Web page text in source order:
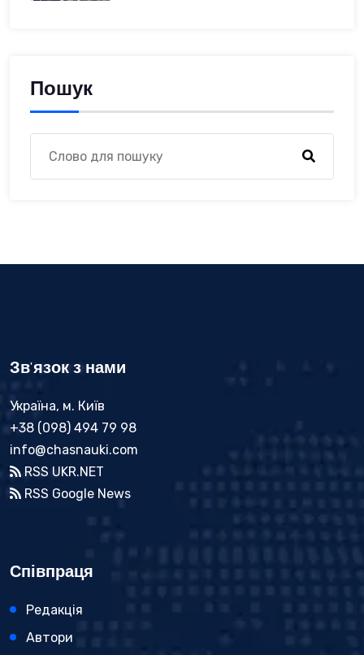
Пошук
Зв'язок з нами
Україна, м. Київ
+38 (098) 494 79 98
info@chasnauki.com
RSS UKR.NET
RSS Google News
Співпраця
Редакція
Автори